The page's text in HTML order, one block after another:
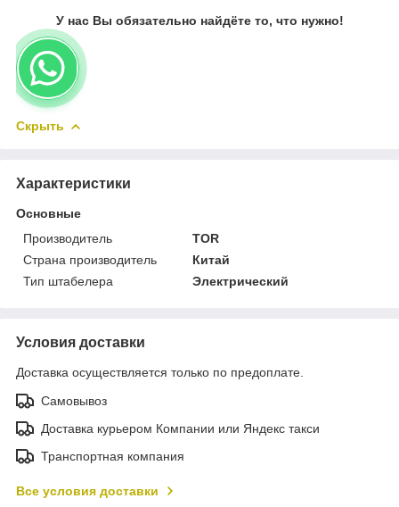
У нас Вы обязательно найдёте то, что нужно!
Скрыть
Характеристики
Основные
Производитель
TOR
Страна производитель
Китай
Тип штабелера
Электрический
Условия доставки
Доставка осуществляется только по предоплате.
Самовывоз
Доставка курьером Компании или Яндекс такси
Транспортная компания
Все условия доставки